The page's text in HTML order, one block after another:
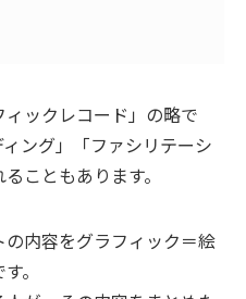
ィックレコード」の略で
ング」「ファシリテーシ
こともあります。
の内容をグラフィック＝絵
。